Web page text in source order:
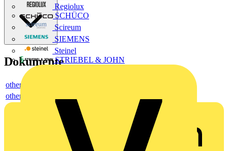
Regiolux
SCHÜCO
Scireum
SIEMENS
Steinel
STRIEBEL & JOHN
Dokumente
others
others